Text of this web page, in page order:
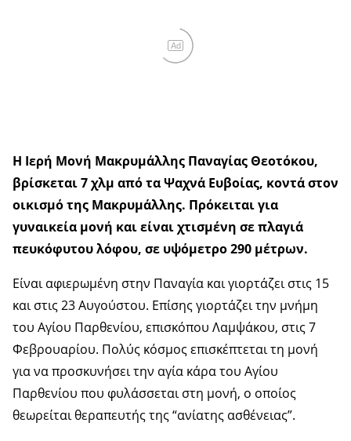
Ad
Η Ιερή Μονή Μακρυμάλλης Παναγίας Θεοτόκου,
βρίσκεται 7 χλμ από τα Ψαχνά Ευβοίας, κοντά στον
οικισμό της Μακρυμάλλης. Πρόκειται για
γυναικεία μονή και είναι χτισμένη σε πλαγιά
πευκόφυτου λόφου, σε υψόμετρο 290 μέτρων.
Είναι αφιερωμένη στην Παναγία και γιορτάζει στις 15
και στις 23 Αυγούστου. Επίσης γιορτάζει την μνήμη
του Αγίου Παρθενίου, επισκόπου Λαμψάκου, στις 7
Φεβρουαρίου. Πολύς κόσμος επισκέπτεται τη μονή
για να προσκυνήσει την αγία κάρα του Αγίου
Παρθενίου που φυλάσσεται στη μονή, ο οποίος
θεωρείται θεραπευτής της “ανίατης ασθένειας”.